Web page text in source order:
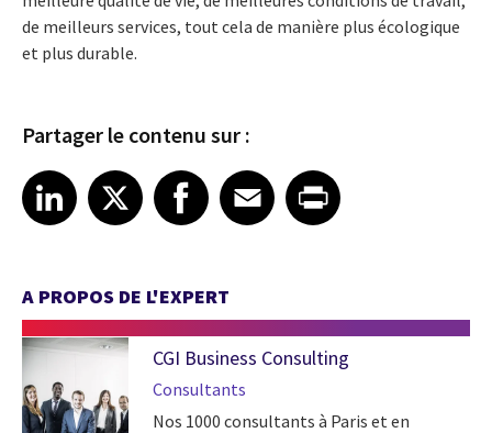
de meilleurs services, tout cela de manière plus écologique
et plus durable.
Partager le contenu sur :
Share article on LinkedIn
LinkedIn
Share article on XShare article on Facebook
Facebook
Share article on Email
EmailShare article on Print
A PROPOS DE L'EXPERT
CGI Business Consulting
Consultants
Nos 1000 consultants à Paris et en